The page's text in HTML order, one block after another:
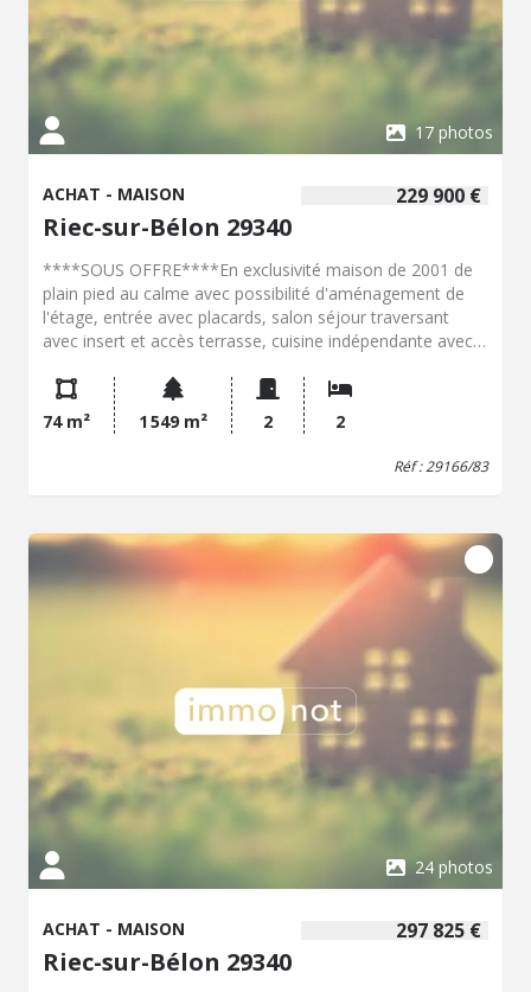
17 photos
229 900 €
ACHAT - MAISON
Riec-sur-Bélon 29340
****SOUS OFFRE****En exclusivité maison de 2001 de
plain pied au calme avec possibilité d'aménagement de
l'étage, entrée avec placards, salon séjour traversant
avec insert et accès terrasse, cuisine indépendante avec
accolé. Maison évolutive avec possibilité d'aménagement
de 50 m² sur l'étage, réseaux et trémies prévus. Beau
terrain plat arboré avec puits !
74 m² 1 549 m² 2 2
Réf : 29166/83
24 photos
297 825 €
ACHAT - MAISON
Riec-sur-Bélon 29340